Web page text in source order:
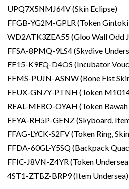
UPQ7X5NMJ64V (Skin Eclipse)
FFGB-YG2M-GPLR (Token
WD2ATK3ZEA55 (Gloo Wall Odd
FFSA-8PMQ-9LS4 (Skydive
FF15-K9EQ-D4OS (Incubator
FFMS-PUJN-ASNW (Bone Fist
FFUX-GN7Y-PTNH (Token
REAL-MEBO-OYAH (Token Bawah
FFYA-RH5P-GENZ (Skyboard,
FFAG-LYCK-S2FV (Token Ring,
FFDA-60GL-Y5SQ (Backpack
FFIC-J8VN-Z4YR (Token
4ST1-ZTBZ-BRP9 (Item Undersea)